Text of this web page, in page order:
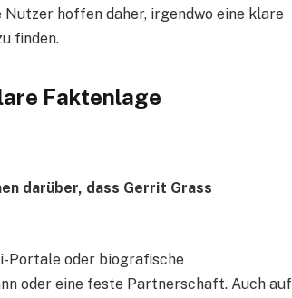
hoffen daher, irgendwo eine klare
finden.
Faktenlage
darüber, dass Gerrit Grass
Portale oder biografische
oder eine feste Partnerschaft. Auch auf